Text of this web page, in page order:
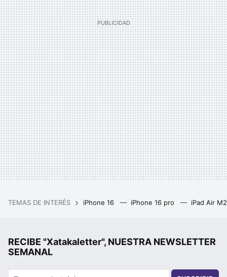
TEMAS DE INTERÉS iPhone 16 iPhone 16 pro iPad Air
RECIBE "Xatakaletter", NUESTRA NEWSLETTER
SEMANAL